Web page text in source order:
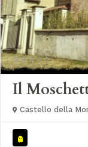
Il
Castello della